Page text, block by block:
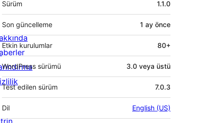
Sürüm 1.1.0
Son güncelleme 1 ay önce
Etkin kurulumlar 80+
WordPress sürümü 3.0 veya üstü
Test edilen sürüm 7.0.3
Dil English (US)